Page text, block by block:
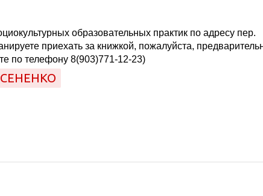
образовательных практик по адресу пер.
приехать за книжкой, пожалуйста,
по телефону 8(903)771-12-23)
СЕНЕНКО